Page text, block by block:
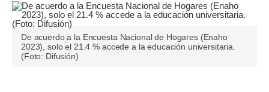
Plus G
Opinión
Editorial
De acuerdo a la Encuesta Nacional de Hogares (Enaho
2023), solo el 21.4 % accede a la educación universitaria.
(Foto: Difusión)